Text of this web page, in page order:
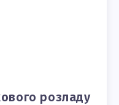
розладу